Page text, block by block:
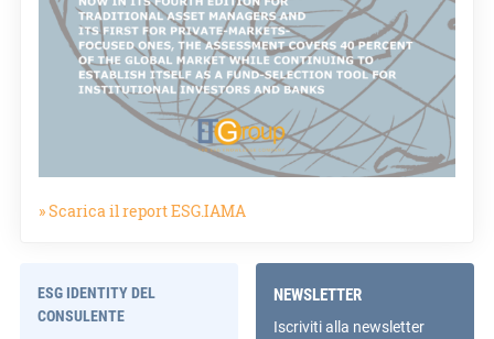
» Scarica il report ESG.IAMA
ESG IDENTITY DEL
CONSULENTE
NEWSLETTER
Iscriviti alla newsletter